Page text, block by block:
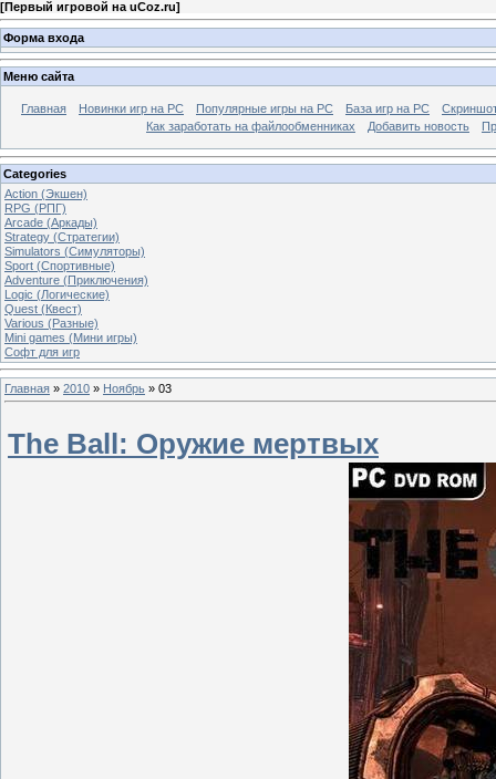
[Первый игровой на uCoz.ru]
Форма входа
Меню сайта
Главная Новинки игр на PC Популярные игры на PC База игр на РС
Как заработать на файлообменниках
Добавить новость
Categories
Action (Экшен)
RPG (РПГ)
Arcade (Аркады)
Strategy (Стратегии)
Simulators (Симуляторы)
Sport (Спортивные)
Adventure (Приключения)
Logic (Логические)
Quest (Квест)
Various (Разные)
Mini games (Мини игры)
Софт для игр
Главная » 2010 » Ноябрь » 03
The Ball: Оружие мертвых